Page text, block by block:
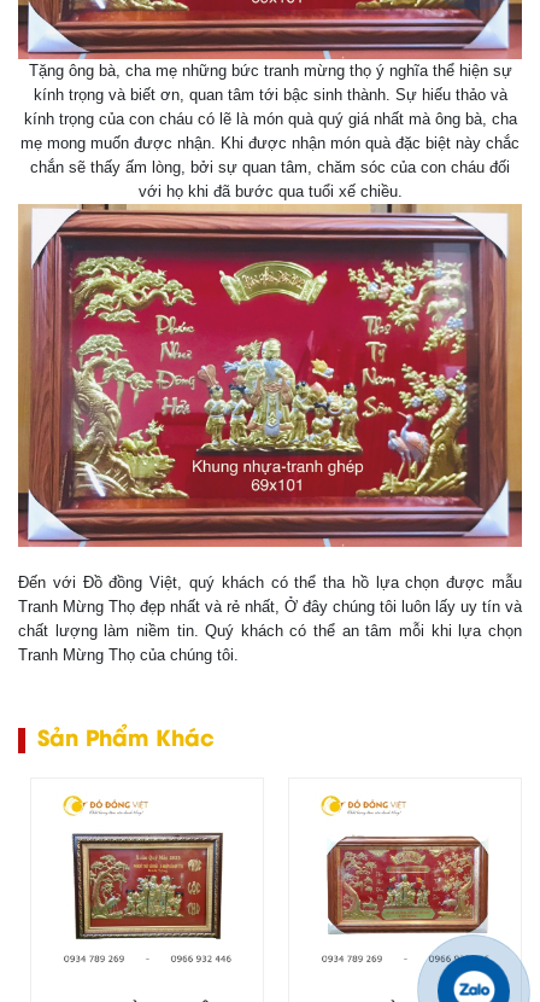
Tặng ông bà, cha mẹ những bức tranh mừng thọ ý nghĩa thể hiện sự
kính trọng và biết ơn, quan tâm tới bậc sinh thành. Sự hiếu thảo và
kính trọng của con cháu có lẽ là món quà quý giá nhất mà ông bà, cha
mẹ mong muốn được nhận. Khi được nhận món quà đặc biệt này chắc
chắn sẽ thấy ấm lòng, bởi sự quan tâm, chăm sóc của con cháu đối
với họ khi đã bước qua tuổi xế chiều.
Đến với Đồ đồng Việt, quý khách có thể tha hồ lựa chọn được mẫu
Tranh Mừng Thọ đẹp nhất và rẻ nhất, Ở đây chúng tôi luôn lấy uy tín và
chất lượng làm niềm tin. Quý khách có thể an tâm mỗi khi lựa chọn
Tranh Mừng Thọ của chúng tôi.
Sản Phẩm Khác